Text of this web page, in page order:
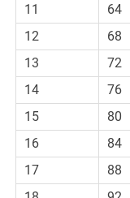
11 64
12
68
13
72
14
76
15
80
16
84
17
88